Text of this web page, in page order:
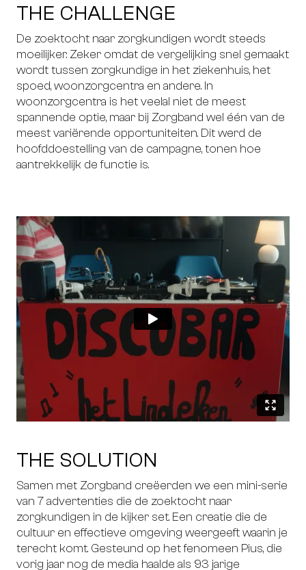
THE CHALLENGE
De zoektocht naar zorgkundigen wordt steeds
moeilijker. Zeker omdat de vergelijking snel gemaakt
wordt tussen zorgkundige in het ziekenhuis, het
spoed, woonzorgcentra en andere. In
woonzorgcentra is het veelal niet de meest
spannende optie, maar bij Zorgband wel één van de
meest variërende opportuniteiten. Dit werd de
hoofddoestelling van de campagne, tonen hoe
aantrekkelijk de functie is.
THE SOLUTION
Samen met Zorgband creëerden we een mini-serie
van 7 advertenties die de zoektocht naar
zorgkundigen in de kijker set. Een creatie die de
cultuur en effectieve omgeving weergeeft waarin je
terecht komt. Gesteund op het fenomeen Pius, die
vorig jaar nog de media haalde als 93 jarige